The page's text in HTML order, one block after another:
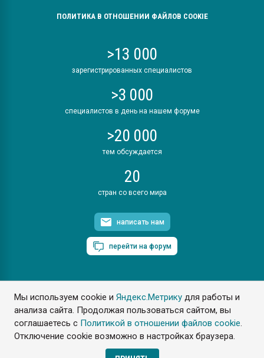
Мы используем cookie иЯндекс.Метрику для работы и
анализа сайта. Продолжая пользоваться сайтом, вы
соглашаетесь с Политикой в отношении файлов cookie.
Отключение cookie возможно в настройках браузера.
ПОЛИТИКА В ОТНОШЕНИИ ФАЙЛОВ COOKIE
>13 000
зарегистрированных специалистов
>3 000
специалистов в день на нашем форуме
>20 000
тем обсуждается
20
стран со всего мира
написать нам
перейти на форум
ПластЭксперт © 2006. Все права защищены
Разрешается копирование материалов сайта с обязательной
ссылкой на www.e-plastic.ru
Разработка сайта